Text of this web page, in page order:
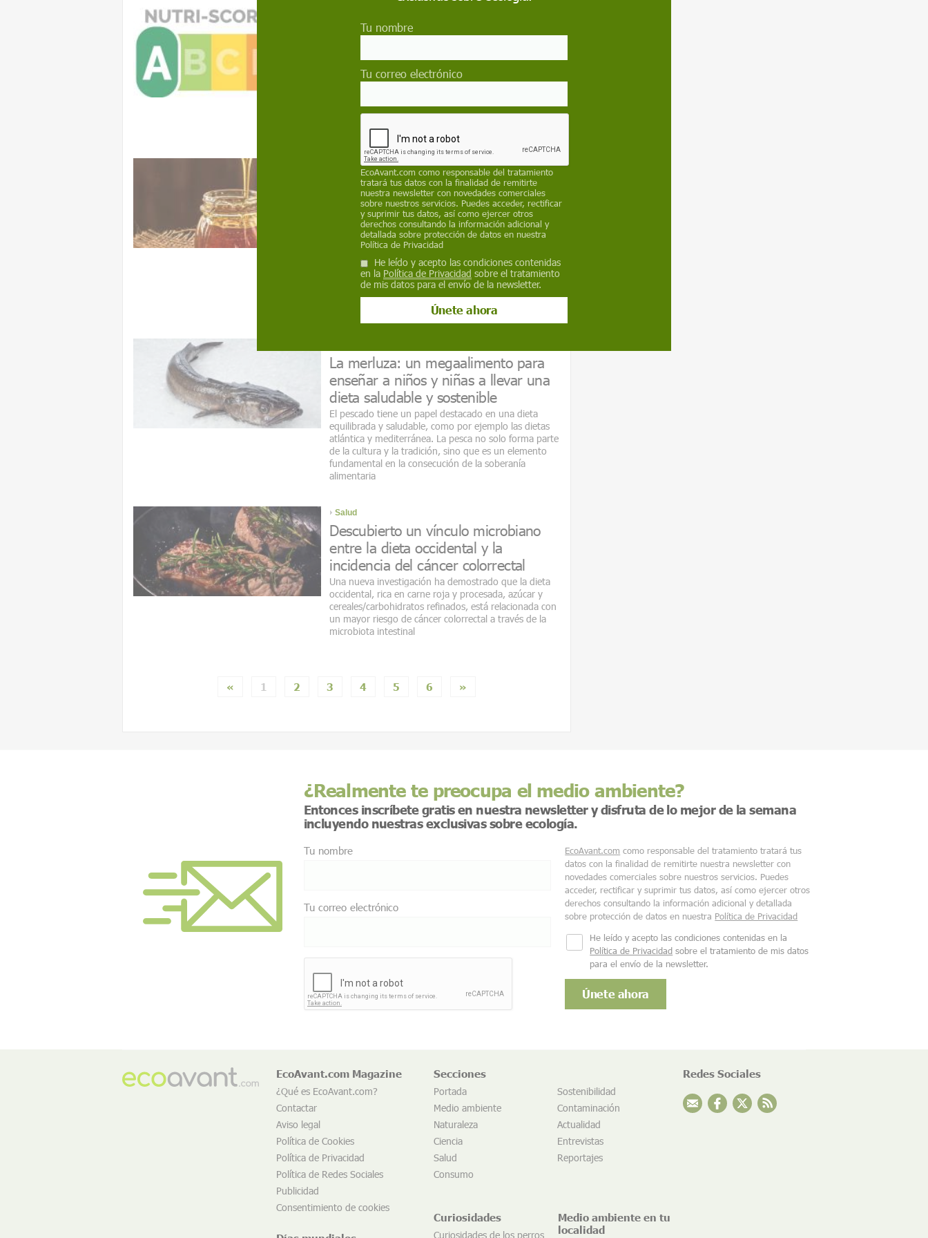
Nuevos criterios de Nutri-Score:
es Nutri-Score y lo han visto en la parte frontal de
recibido críticas de gran parte de los sectores
afectados
Las propiedades de la miel: ¿son
puro cuento o están demostradas
científicamente?
La miel, un 25 % más dulce que el azúcar de mesa, es
fundamentalmente agua (17-18 %) y azúcar (75-
80 %, principalmente glucosa y fructosa). Pero en su
fórmula se han identificado más de 150 compuestos
minoritarios, y son estos los responsables de la
mayoría de las propiedades biológicas y saludables
La merluza: un megaalimento para
enseñar a niños y niñas a llevar una
dieta saludable y sostenible
El pescado tiene un papel destacado en una dieta
equilibrada y saludable, como por ejemplo las dietas
atlántica y mediterránea. La pesca no solo forma parte
de la cultura y la tradición, sino que es un elemento
fundamental en la consecución de la soberanía
alimentaria
Salud
Descubierto un vínculo microbiano
entre la dieta occidental y la
incidencia del cáncer colorrectal
Una nueva investigación ha demostrado que la dieta
occidental​​​​​​​, rica en carne roja y procesada, azúcar y
cereales/carbohidratos refinados, está relacionada con
un mayor riesgo de cáncer colorrectal a través de la
microbiota intestinal
« 1 2 3 4 5 6 »
Tu nombre
Tu correo electrónico
EcoAvant.com como responsable del tratamiento
tratará tus datos con la finalidad de remitirte
nuestra newsletter con novedades comerciales
sobre nuestros servicios. Puedes acceder, rectificar
y suprimir tus datos, así como ejercer otros
derechos consultando la información adicional y
detallada sobre protección de datos en nuestra
Política de Privacidad
He leído y acepto las condiciones contenidas
en la Política de Privacidad sobre el tratamiento
de mis datos para el envío de la newsletter.
¿Realmente te preocupa el medio ambiente?
Entonces inscríbete gratis en nuestra newsletter y disfruta de lo mejor de la semana
incluyendo nuestras exclusivas sobre ecología.
Tu nombre
Tu correo electrónico
EcoAvant.com como responsable del tratamiento tratará tus
datos con la finalidad de remitirte nuestra newsletter con
novedades comerciales sobre nuestros servicios. Puedes
acceder, rectificar y suprimir tus datos, así como ejercer otros
derechos consultando la información adicional y detallada
sobre protección de datos en nuestra Política de Privacidad
He leído y acepto las condiciones contenidas en la
Política de Privacidad sobre el tratamiento de mis datos
para el envío de la newsletter.
EcoAvant.com Magazine
¿Qué es EcoAvant.com?
Contactar
Aviso legal
Política de Cookies
Política de Privacidad
Política de Redes Sociales
Publicidad
Consentimiento de cookies
Secciones
Portada
Sostenibilidad
Medio ambiente
Contaminación
Naturaleza
Actualidad
Ciencia
Entrevistas
Salud
Reportajes
Consumo
Curiosidades
Curiosidades de los perros
Medio ambiente en tu
localidad
Redes Sociales